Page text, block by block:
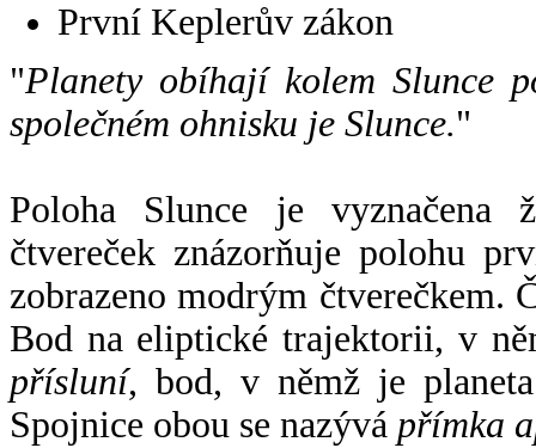
První Keplerův zákon
"Planety obíhají kolem Slunce
společném ohnisku je Slunce."
Poloha Slunce je vyznačena
čtvereček znázorňuje polohu
zobrazeno modrým čtverečkem.
Bod na eliptické trajektorii, v
přísluní, bod, v němž je
Spojnice obou se nazývá přímka